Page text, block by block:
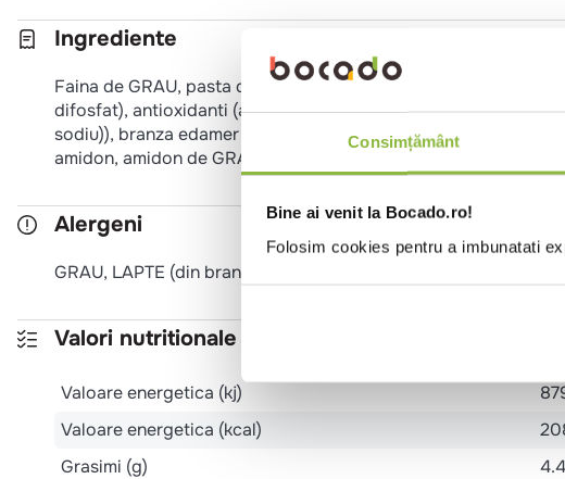
Consimțământ
Bine ai venit la Bocado.ro!
Folosim cookies pentru a imbunatati
Ingrediente
Faina de GRAU, pasta de tomate, apa, sunca 12.2% (carne de
difosfat), antioxidanti (ascorbat de sodiu, extracte de
sodiu)), branza edamer 5% (LAPTE), mozzarella 5% (LAPTE),
amidon, amidon de GRAU, plante aromatice, condimente,
Alergeni
GRAU, LAPTE (din branza). Poate contine urme de TELINA.
Valori nutritionale 100g
Valoare energetica (kj)
Valoare energetica (kcal)
Grasimi (g)
4.4